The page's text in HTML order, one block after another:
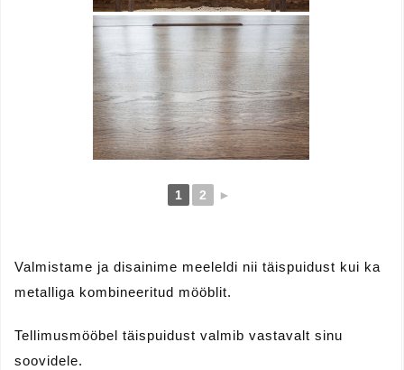
1 2 ►
Valmistame ja disainime meeleldi nii täispuidust kui ka
metalliga kombineeritud mööblit.
Tellimusmööbel täispuidust valmib vastavalt sinu
soovidele.